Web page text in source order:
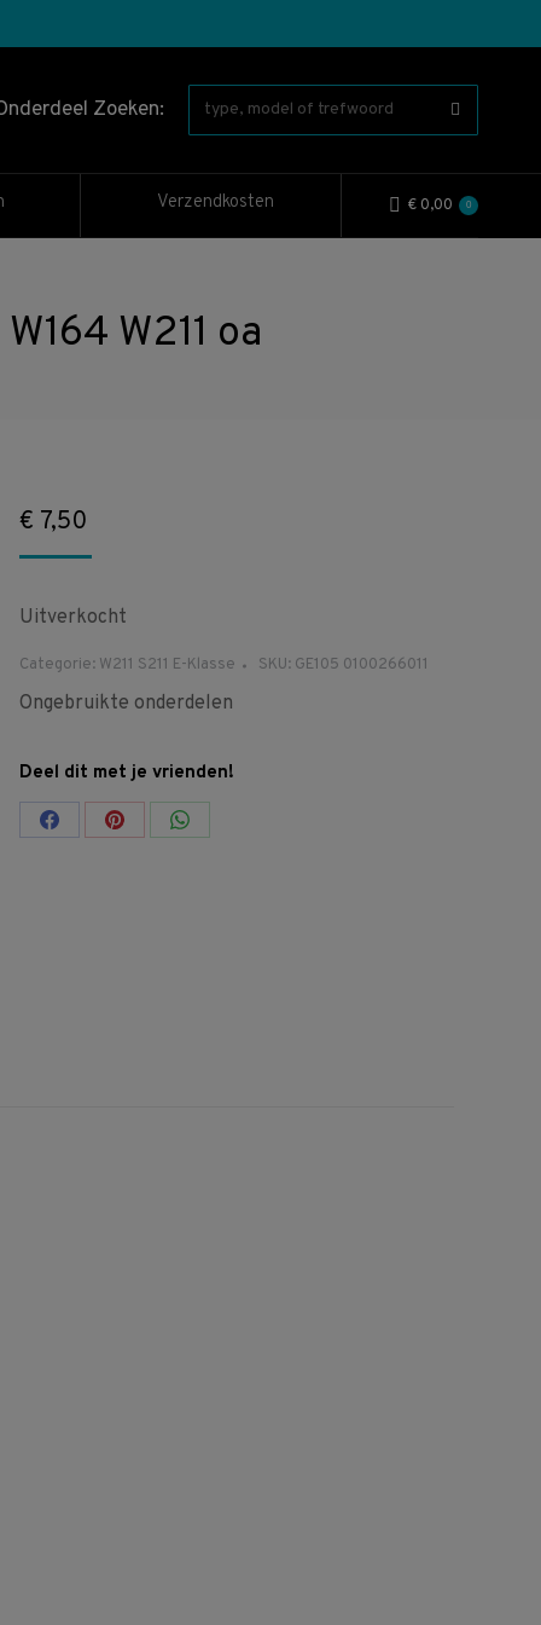
Zoeken:
Verzendkosten € 0,00 0
W211 oa
€ 7,50
Uitverkocht
Categorie: W211 S211 E-Klasse SKU: GE105 0100266011
Ongebruikte onderdelen
Deel dit met je vrienden!
Share Share Share